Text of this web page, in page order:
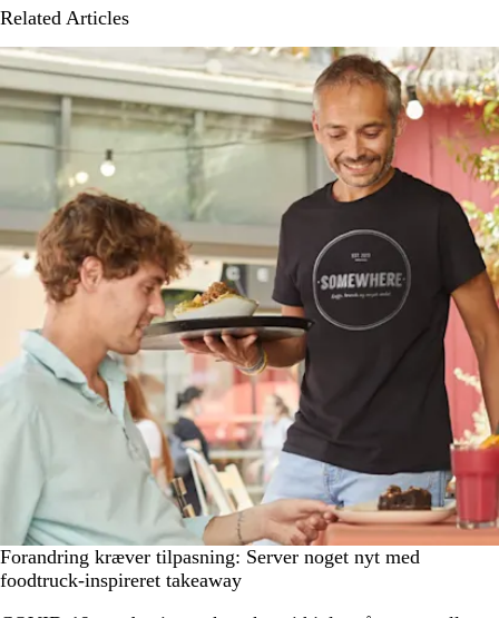
Related Articles
Forandring kræver tilpasning: Server noget nyt med
foodtruck-inspireret takeaway